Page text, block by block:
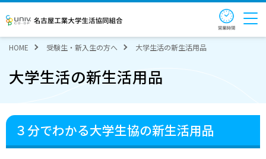
名古屋工業大学生活協同組合
営業時
HOME 受験生・新入生の方へ 大学生活の新生活用品
大学生活の新生活用品
３分でわかる大学生協の新生活用品